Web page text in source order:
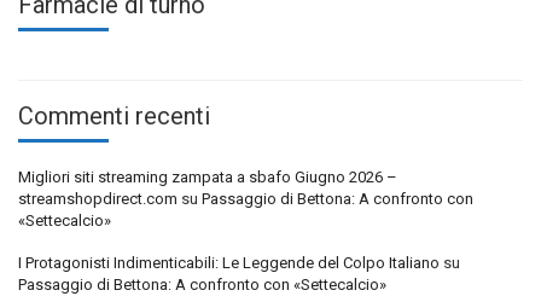
Commenti recenti
Migliori siti streaming zampata a sbafo Giugno 2026 –
streamshopdirect.com su Passaggio di Bettona: A confronto con
«Settecalcio»
I Protagonisti Indimenticabili: Le Leggende del Colpo Italiano su
Passaggio di Bettona: A confronto con «Settecalcio»